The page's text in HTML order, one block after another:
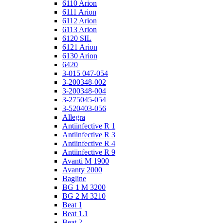
6110 Arion
6111 Arion
6112 Arion
6113 Arion
6120 SIL
6121 Arion
6130 Arion
6420
3-015 047-054
3-200348-002
3-200348-004
3-275045-054
3-520403-056
Allegra
Antiinfective R 1
Antiinfective R 3
Antiinfective R 4
Antiinfective R 9
Avanti M 1900
Avanty 2000
Bagline
BG 1 M 3200
BG 2 M 3210
Beat 1
Beat 1.1